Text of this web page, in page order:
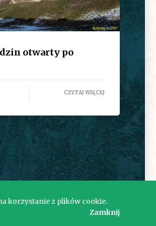
otwarty po
CZYTAJ WIĘCEJ
korzystanie z plików cookie.
Zamknij